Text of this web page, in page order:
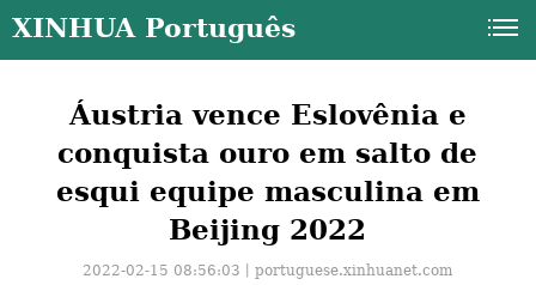
XINHUA Português
Áustria vence Eslovênia e
conquista ouro em salto de
esqui equipe masculina em
Beijing 2022
2022-02-15 08:56:03丨portuguese.xinhuanet.com